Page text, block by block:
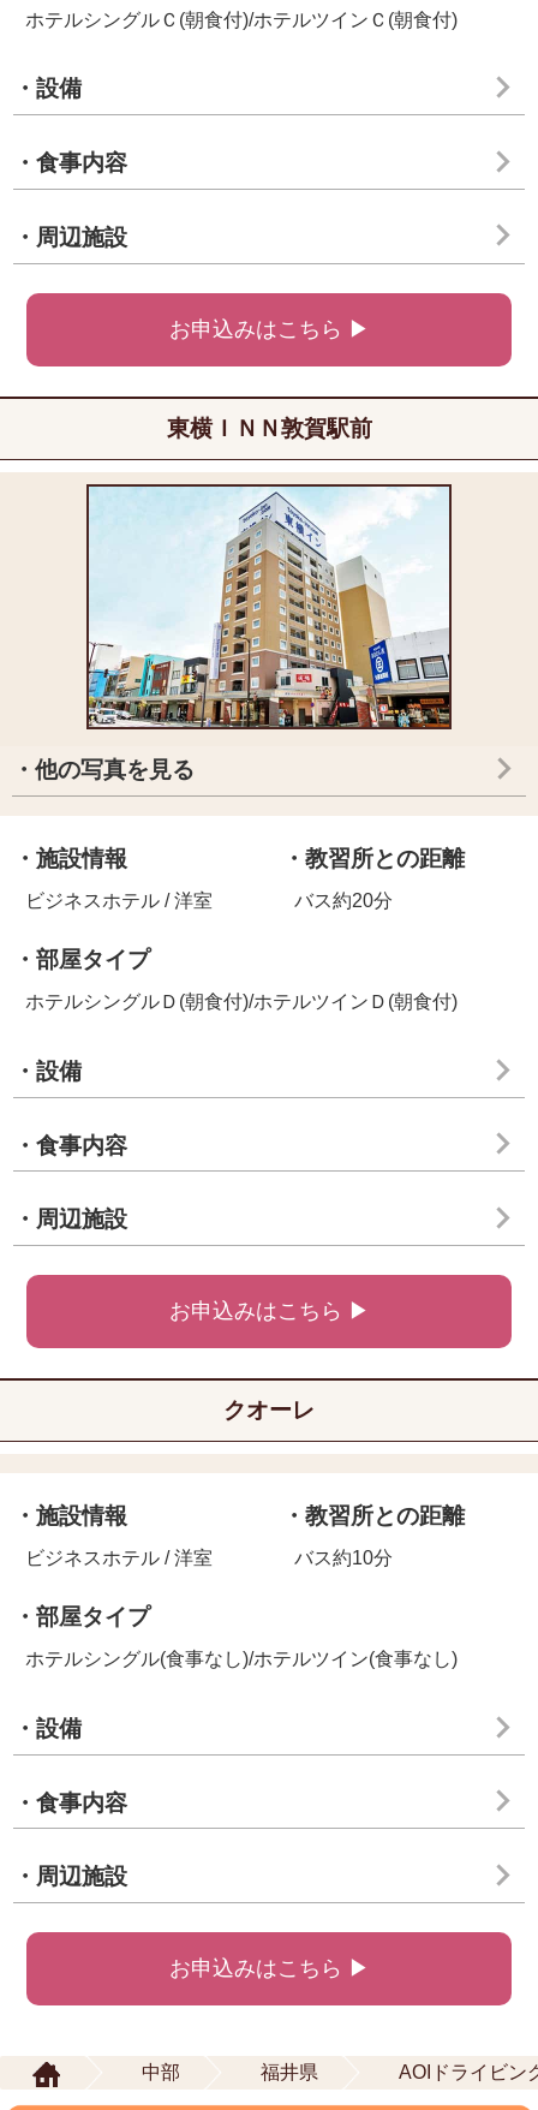
中部 福井県 AOIドライビン
ホテルシングルＣ(朝食付)/ホテルツインＣ(朝食付)
・設備
・食事内容
・周辺施設
お申込みはこちら ▶
東横ＩＮＮ敦賀駅前
・他の写真を見る
・施設情報
ビジネスホテル / 洋室
・教習所との距離
バス約20分
・部屋タイプ
ホテルシングルＤ(朝食付)/ホテルツインＤ(朝食付)
・設備
・食事内容
・周辺施設
お申込みはこちら ▶
クオーレ
・施設情報
ビジネスホテル / 洋室
・教習所との距離
バス約10分
・部屋タイプ
ホテルシングル(食事なし)/ホテルツイン(食事なし)
・設備
・食事内容
・周辺施設
お申込みはこちら ▶